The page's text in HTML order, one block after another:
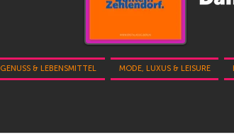
GENUSS & LEBENSMITTEL MODE, LUXUS & LEISURE